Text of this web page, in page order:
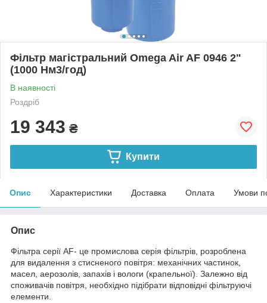
Фільтр магістральний Omega Air AF 0946 2"
(1000 Нм3/год)
В наявності
Роздріб
19 343 ₴
Купити
Опис Характеристики Доставка Оплата Умови
Опис
Фільтра серії AF- це промислова серія фільтрів, розроблена
для видалення з стисненого повітря: механічних частинок,
масел, аерозолів, запахів і вологи (крапельної). Залежно від
споживачів повітря, необхідно підібрати відповідні фільтруючі
елементи.